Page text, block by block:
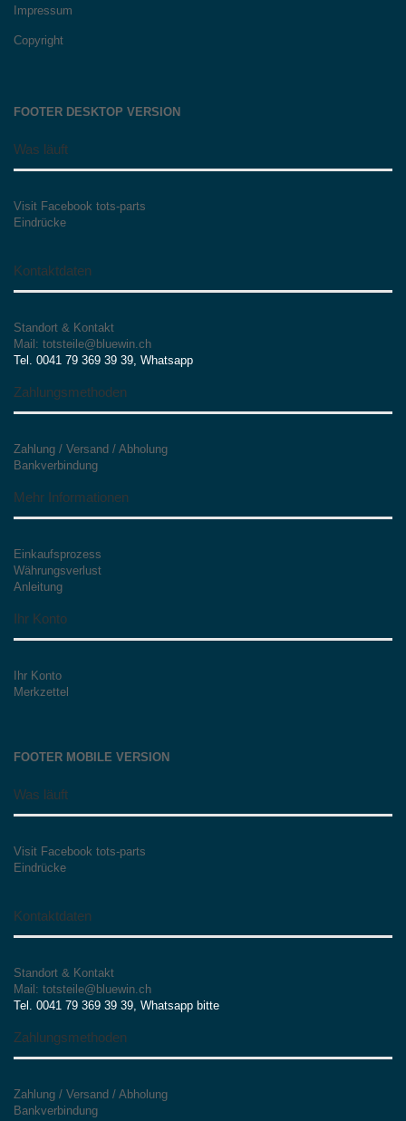
Impressum
Copyright
FOOTER DESKTOP VERSION
Was läuft
Visit Facebook tots-parts
Eindrücke
Kontaktdaten
Standort & Kontakt
Mail: totsteile@bluewin.ch
Tel. 0041 79 369 39 39, Whatsapp
Zahlungsmethoden
Zahlung / Versand / Abholung
Bankverbindung
Mehr Informationen
Einkaufsprozess
Währungsverlust
Anleitung
Ihr Konto
Ihr Konto
Merkzettel
FOOTER MOBILE VERSION
Was läuft
Visit Facebook tots-parts
Eindrücke
Kontaktdaten
Standort & Kontakt
Mail: totsteile@bluewin.ch
Tel. 0041 79 369 39 39, Whatsapp bitte
Zahlungsmethoden
Zahlung / Versand / Abholung
Bankverbindung